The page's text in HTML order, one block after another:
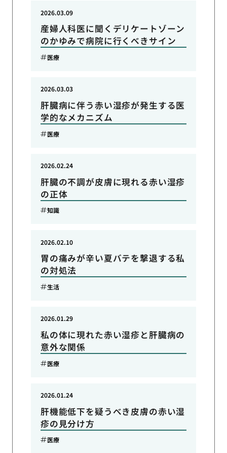
産婦人科医に聞くデリケートゾーン
のかゆみで病院に行くべきサイン
2026.03.09
医療
肝臓病に伴う赤い湿疹が発生する医
学的なメカニズム
2026.03.03
医療
肝臓の不調が皮膚に現れる赤い湿疹
の正体
2026.02.24
知識
胃の痛みが辛い夏バテを撃退する私
の対処法
2026.02.10
生活
私の体に現れた赤い湿疹と肝臓病の
意外な関係
2026.01.29
医療
肝機能低下を疑うべき皮膚の赤い湿
疹の見分け方
2026.01.24
医療